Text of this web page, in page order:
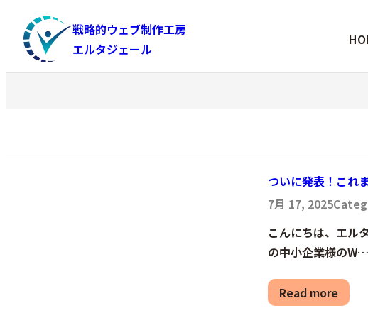
ス
ッ
戦略的ウェブ制作工房
エルタジェール
ついに発表！これ
7月 17, 2025
こんにちは、エル
の中小企業様のW…
Read more